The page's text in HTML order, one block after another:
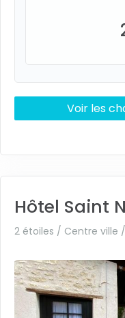
Voir les
Hôtel Saint
2 étoiles / Centre ville